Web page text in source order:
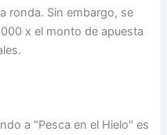
ronda. Sin embargo, se
x el monto de apuesta
a "Pesca en el Hielo" es